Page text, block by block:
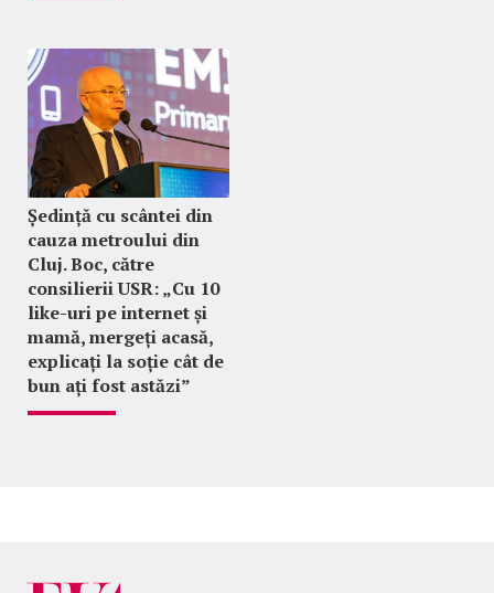
Ședință cu scântei din
cauza metroului din
Cluj. Boc, către
consilierii USR: „Cu 10
like-uri pe internet și
mamă, mergeți acasă,
explicați la soție cât de
bun ați fost astăzi”